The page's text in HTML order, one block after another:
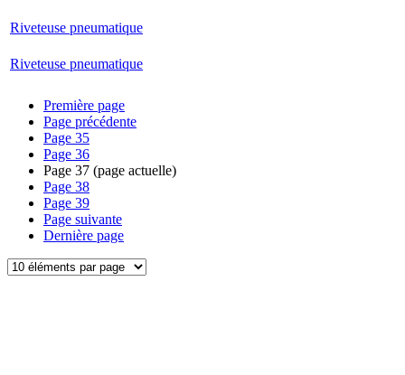
Riveteuse pneumatique
Riveteuse pneumatique
Première page
Page précédente
Page 35
Page 36
Page 37 (page actuelle)
Page 38
Page 39
Page suivante
Dernière page